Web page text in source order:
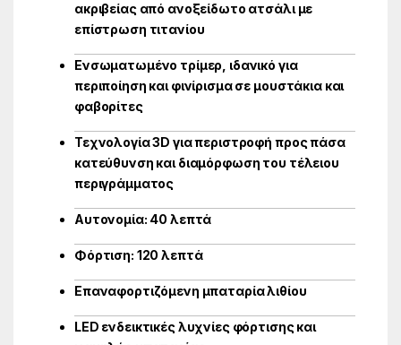
ακριβείας από ανοξείδωτο ατσάλι με
επίστρωση τιτανίου
Ενσωματωμένο τρίμερ, ιδανικό για
περιποίηση και φινίρισμα σε μουστάκια και
φαβορίτες
Τεχνολογία 3D για περιστροφή προς πάσα
κατεύθυνση και διαμόρφωση του τέλειου
περιγράμματος
Αυτονομία: 40 λεπτά
Φόρτιση: 120 λεπτά
Επαναφορτιζόμενη μπαταρία λιθίου
LED ενδεικτικές λυχνίες φόρτισης και